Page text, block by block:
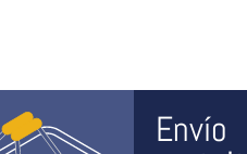
Envío